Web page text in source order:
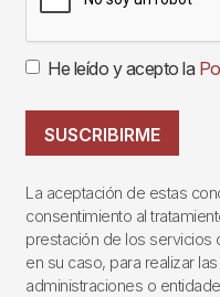
He leído y acepto la
SUSCRIBIRME
La aceptación de estas
consentimiento al
prestación de los servicios
en su caso, para realizar
administraciones o